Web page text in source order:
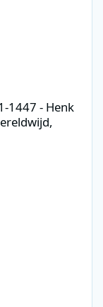
1447 - Henk